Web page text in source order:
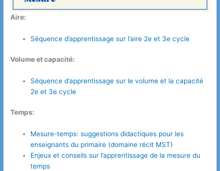
Aire:
Séquence d’apprentissage sur l’aire 2e et 3e cycle
Volume et capacité:
Séquence d’apprentissage sur le volume et la capacité
2e et 3e cycle
Temps:
Mesure-temps: suggestions didactiques pour les
enseignants du primaire (domaine récit MST)
Enjeux et conseils sur l’apprentissage de la mesure du
temps